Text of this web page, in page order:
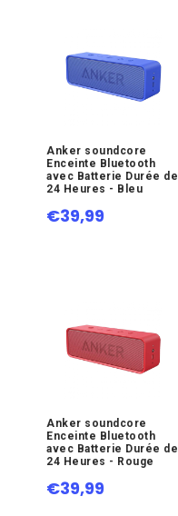
Anker soundcore
Enceinte Bluetooth
avec Batterie Durée de
24 Heures - Bleu
€39,99
Anker soundcore
Enceinte Bluetooth
avec Batterie Durée de
24 Heures - Rouge
€39,99